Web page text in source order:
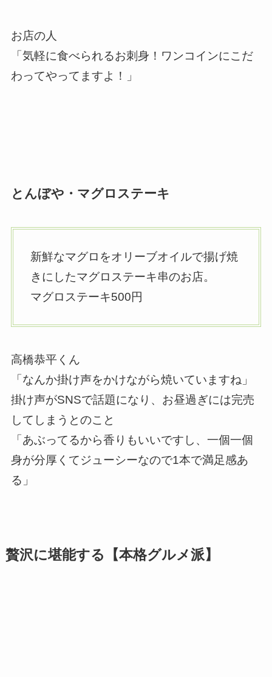
お店の人
「気軽に食べられるお刺身！ワンコインにこだ
わってやってますよ！」
とんぼや・マグロステーキ
新鮮なマグロをオリーブオイルで揚げ焼
きにしたマグロステーキ串のお店。
マグロステーキ500円
高橋恭平くん
「なんか掛け声をかけながら焼いていますね」
掛け声がSNSで話題になり、お昼過ぎには完売
してしまうとのこと
「あぶってるから香りもいいですし、一個一個
身が分厚くてジューシーなので1本で満足感あ
る」
贅沢に堪能する【本格グルメ派】